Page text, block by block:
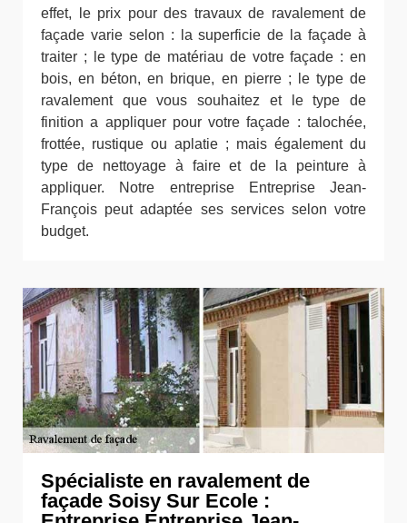
effet, le prix pour des travaux de ravalement de
façade varie selon : la superficie de la façade à
traiter ; le type de matériau de votre façade : en
bois, en béton, en brique, en pierre ; le type de
ravalement que vous souhaitez et le type de
finition a appliquer pour votre façade : talochée,
frottée, rustique ou aplatie ; mais également du
type de nettoyage à faire et de la peinture à
appliquer. Notre entreprise Entreprise Jean-
François peut adaptée ses services selon votre
budget.
Spécialiste en ravalement de
façade Soisy Sur Ecole :